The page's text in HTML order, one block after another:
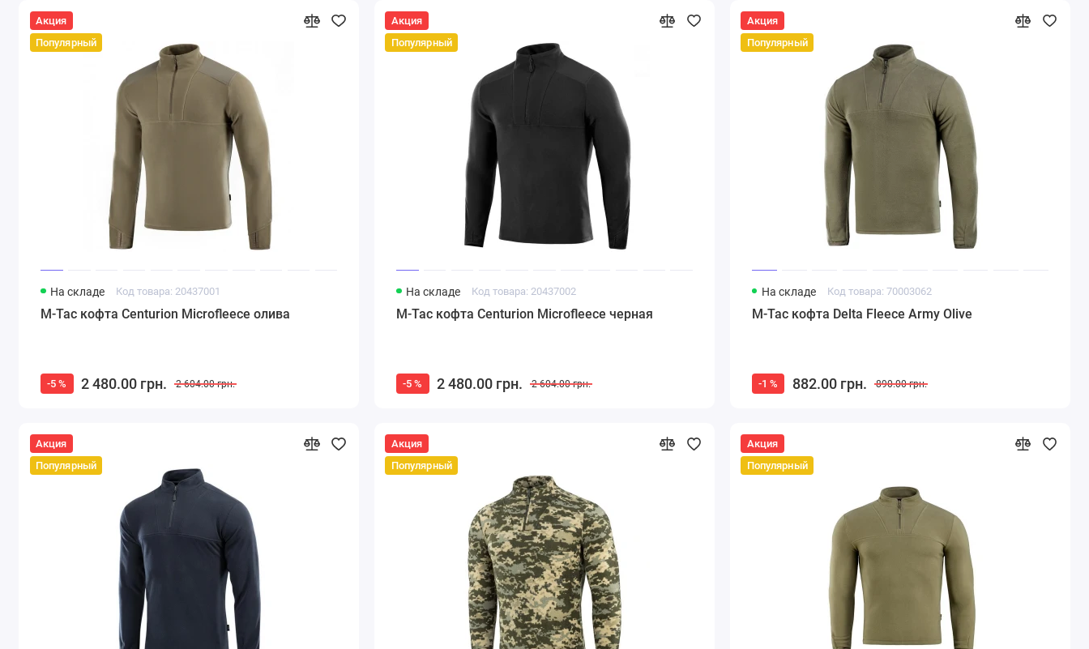
Акция
Популярный
На складе Код товара: 20437001
M-Tac кофта Centurion Microfleece олива
-5 % 2 480.00 грн. 2 604.00 грн.
Акция
Популярный
На складе Код товара: 20437002
M-Tac кофта Centurion Microfleece черная
-5 % 2 480.00 грн. 2 604.00 грн.
Акция
Популярный
На складе Код товара: 70003062
M-Tac кофта Delta Fleece Army Olive
-1 % 882.00 грн. 890.00 грн.
Акция
Популярный
Акция
Популярный
Акция
Популярный